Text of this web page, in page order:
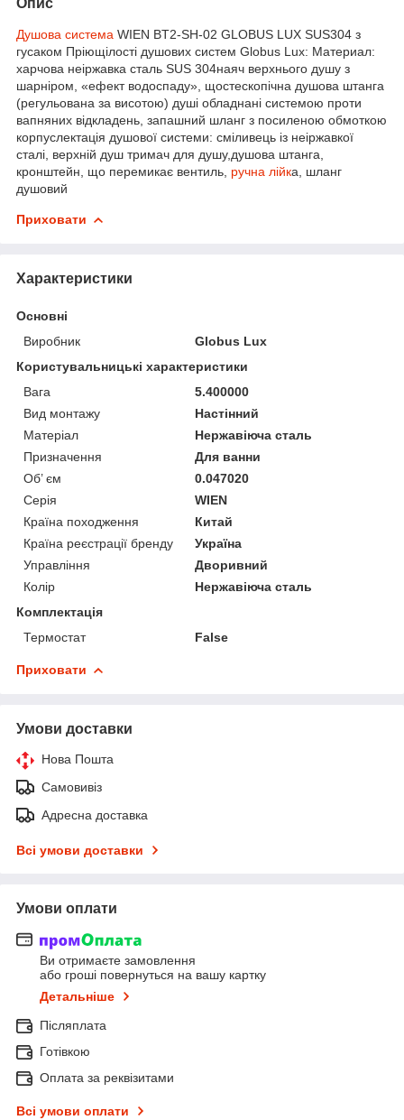
Душова система WIEN BT2-SH-02 GLOBUS LUX SUS304 з
гусаком Пріющілості душових систем Globus Lux: Материал:
харчова неіржавка сталь SUS 304наяч верхнього душу з
шарніром, «ефект водоспаду», щостескопічна душова штанга
(регульована за висотою) душі обладнані системою проти
вапняних відкладень, запашний шланг з посиленою обмоткою
корпуслектація душової системи: сміливець із неіржавкої
сталі, верхній душ тримач для душу,душова штанга,
кронштейн, що перемикає вентиль, ручна лійка, шланг
душовий
Приховати
Характеристики
Основні
Виробник
Globus Lux
Користувальницькі характеристики
Вага
5.400000
Вид монтажу
Настінний
Матеріал
Нержавіюча сталь
Призначення
Для ванни
Об’ єм
0.047020
Серія
WIEN
Країна походження
Китай
Країна реєстрації бренду
Україна
Управління
Дворивний
Колір
Нержавіюча сталь
Комплектація
Термостат
False
Приховати
Умови доставки
Нова Пошта
Самовивіз
Адресна доставка
Всі умови доставки
Умови оплати
Ви отримаєте замовлення
або гроші повернуться на вашу картку
Детальніше
Післяплата
Готівкою
Оплата за реквізитами
Всі умови оплати